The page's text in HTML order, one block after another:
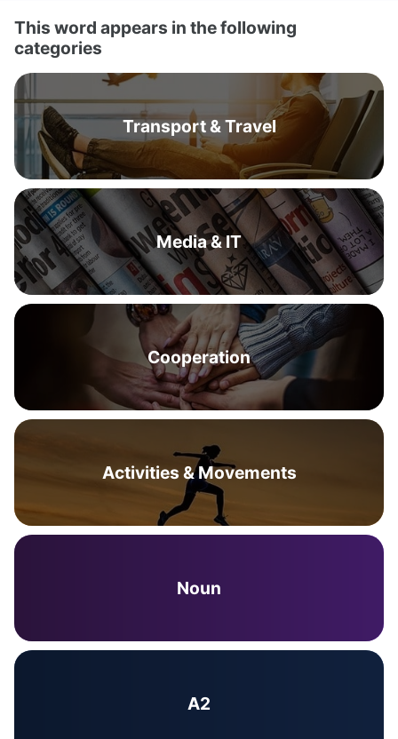
This word appears in the following
categories
Transport & Travel
Media & IT
Cooperation
Activities & Movements
Noun
A2